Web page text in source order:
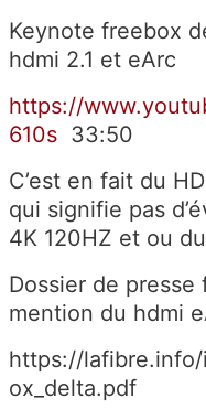
Keynote freebox
hdmi 2.1 et eArc
https://
610s 33:50
C’est en fait du
qui signifie pas
4K 120HZ et ou
Dossier de
mention du hdmi
https://lafibre.info/
ox_delta.pdf